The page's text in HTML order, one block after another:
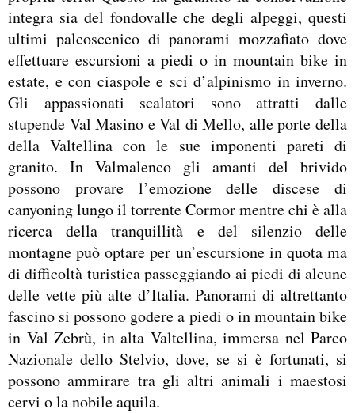
integra sia del fondovalle che degli alpeggi, questi
ultimi palcoscenico di panorami mozzafiato dove
effettuare escursioni a piedi o in mountain bike in
estate, e con ciaspole e sci d’alpinismo in inverno.
Gli appassionati scalatori sono attratti dalle
stupende Val Masino e Val di Mello, alle porte della
della Valtellina con le sue imponenti pareti di
granito. In Valmalenco gli amanti del brivido
possono provare l’emozione delle discese di
canyoning lungo il torrente Cormor mentre chi è alla
ricerca della tranquillità e del silenzio delle
montagne può optare per un’escursione in quota ma
di difficoltà turistica passeggiando ai piedi di alcune
delle vette più alte d’Italia. Panorami di altrettanto
fascino si possono godere a piedi o in mountain bike
in Val Zebrù, in alta Valtellina, immersa nel Parco
Nazionale dello Stelvio, dove, se si è fortunati, si
possono ammirare tra gli altri animali i maestosi
cervi o la nobile aquila.